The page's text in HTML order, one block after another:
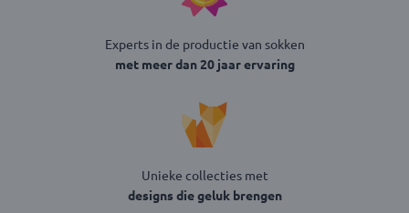
Experts in de productie van sokken
met meer dan 20 jaar ervaring
Unieke collecties met
designs die geluk brengen